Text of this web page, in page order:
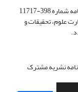
فصلنامه پژوهش های نوین حقوق اداری به موجب نامه شماره 398-11717
وزارت علوم، تحقیقات و
نشریه مشترک